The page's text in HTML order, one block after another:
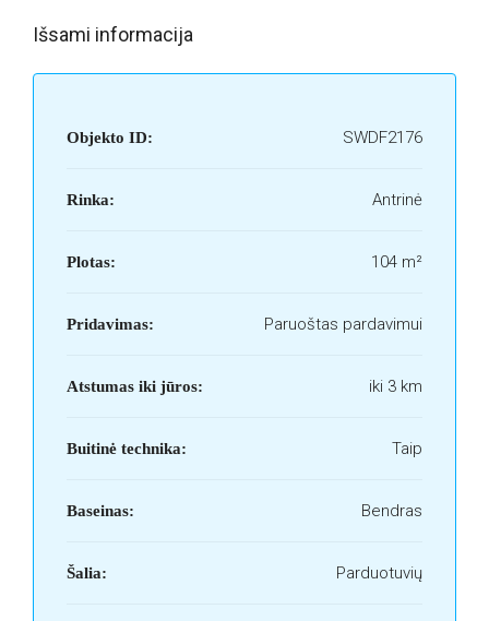
Išsami informacija
Objekto ID: SWDF2176
Rinka: Antrinė
Plotas: 104 m²
Pridavimas: Paruoštas pardavimui
Atstumas iki jūros: iki 3 km
Buitinė technika: Taip
Baseinas: Bendras
Šalia: Parduotuvių